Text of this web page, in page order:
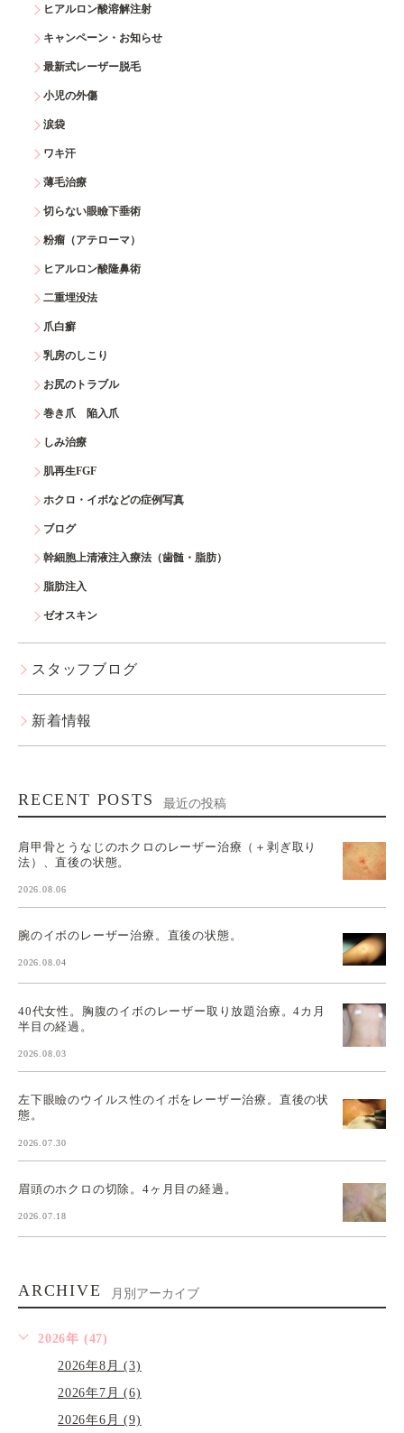
ヒアルロン酸溶解注射
キャンペーン・お知らせ
最新式レーザー脱毛
小児の外傷
涙袋
ワキ汗
薄毛治療
切らない眼瞼下垂術
粉瘤（アテローマ）
ヒアルロン酸隆鼻術
二重埋没法
爪白癬
乳房のしこり
お尻のトラブル
巻き爪 陥入爪
しみ治療
肌再生FGF
ホクロ・イボなどの症例写真
ブログ
幹細胞上清液注入療法（歯髄・脂肪）
脂肪注入
ゼオスキン
スタッフブログ
新着情報
RECENT POSTS 最近の投稿
肩甲骨とうなじのホクロのレーザー治療（＋剥ぎ取り
法）、直後の状態。
2026.08.06
腕のイボのレーザー治療。直後の状態。
2026.08.04
40代女性。胸腹のイボのレーザー取り放題治療。4カ月
半目の経過。
2026.08.03
左下眼瞼のウイルス性のイボをレーザー治療。直後の状
態。
2026.07.30
眉頭のホクロの切除。4ヶ月目の経過。
2026.07.18
ARCHIVE 月別アーカイブ
2026年 (47)
2026年8月 (3)
2026年7月 (6)
2026年6月 (9)